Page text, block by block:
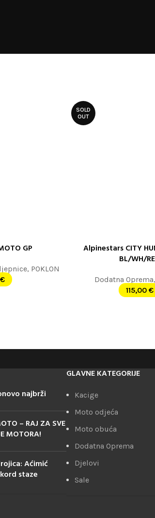
GP
, POKLON
€
SOLD
OUT
PROČITAJTE JOŠ
Alpinestars CITY
BL/WH/
Dodatna Oprema,
115,00 €
najbrži
– RAJ ZA SVE
MOTORA!
Aćimić
staze
GLAVNE KATEGORIJE
Kacige
Moto odjeća
Moto obuća
Dodatna Oprema
Djelovi
Sale